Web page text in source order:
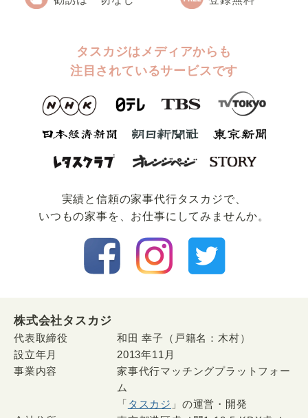
タスカジはメディアからも
注目されているサービスです
実績と信頼の家事代⾏タスカジで、
いつもの家事を、お仕事にしてみませんか。
株式会社タスカジ
代表取締役
和田 幸子（戸籍名：木村）
設立年月
2013年11月
事業内容
家事代行マッチングプラットフォー
ム
「 タスカジ 」の運営・開発